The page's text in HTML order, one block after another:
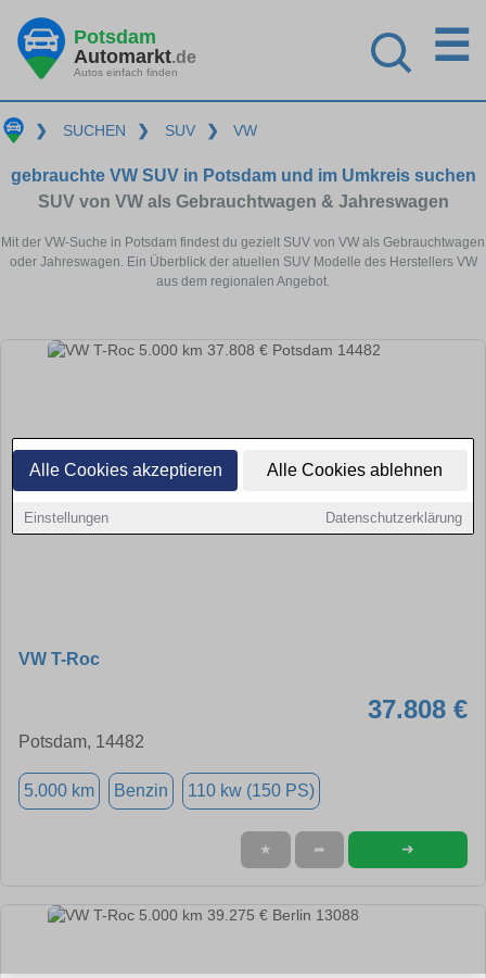
Alle Cookies akzeptieren Alle Cookies ablehnen
Einstellungen Datenschutzerklärung
Potsdam
Automarkt.de
Autos einfach finden
☰
❯ SUCHEN ❯ SUV ❯ VW
gebrauchte VW SUV in Potsdam und im Umkreis suchen
SUV von VW als Gebrauchtwagen & Jahreswagen
Mit der VW-Suche in Potsdam findest du gezielt SUV von VW als Gebrauchtwagen
oder Jahreswagen. Ein Überblick der atuellen SUV Modelle des Herstellers VW
aus dem regionalen Angebot.
VW T-Roc
37.808 €
Potsdam, 14482
5.000 km Benzin 110 kw (150 PS)
★ ➦ ➜